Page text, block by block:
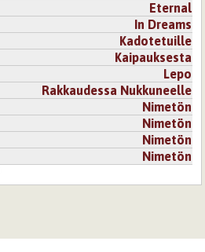
Eternal
In Dreams
Kadotetuille
Kaipauksesta
Lepo
Rakkaudessa Nukkuneelle
Nimetön
Nimetön
Nimetön
Nimetön